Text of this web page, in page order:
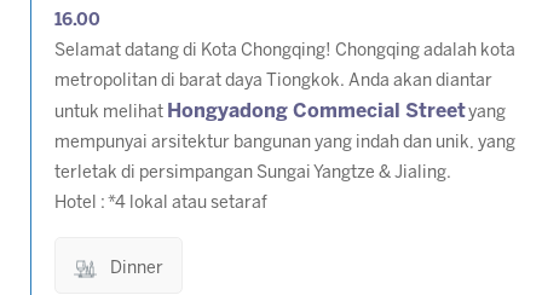
16.00
Selamat datang di Kota Chongqing! Chongqing adalah kota
metropolitan di barat daya Tiongkok. Anda akan diantar
untuk melihat Hongyadong Commecial Streetyang
mempunyai arsitektur bangunan yang indah dan unik, yang
terletak di persimpangan Sungai Yangtze & Jialing.
Hotel : *4 lokal atau setaraf
Dinner